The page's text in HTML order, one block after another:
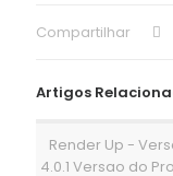
Compartilhar
Artigos
Render Up -
4.0.1 Versao do